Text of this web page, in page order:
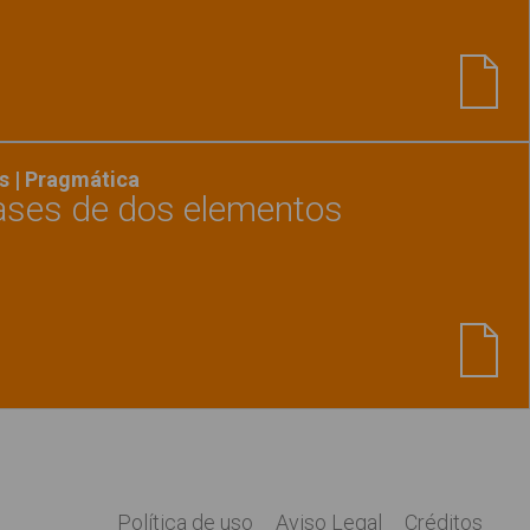
| Pragmática
de dos elementos
Política de uso Aviso Legal Créditos